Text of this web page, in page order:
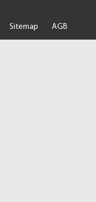
Sitemap AGB